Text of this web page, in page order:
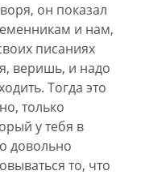
он показал
и нам,
писаниях
веришь, и надо
Тогда это
только
у тебя в
довольно
то, что